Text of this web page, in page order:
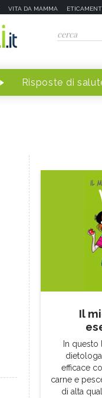
VITA DA MAMMA
Risposte di
Il
In
efficace
carne e
di alta